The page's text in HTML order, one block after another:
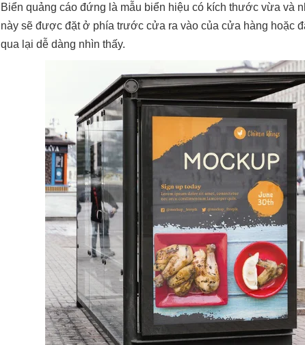
Biển quảng cáo đứng là mẫu biển hiệu có kích thước vừa và
này sẽ được đặt ở phía trước cửa ra vào của cửa hàng hoặc
qua lại dễ dàng nhìn thấy.